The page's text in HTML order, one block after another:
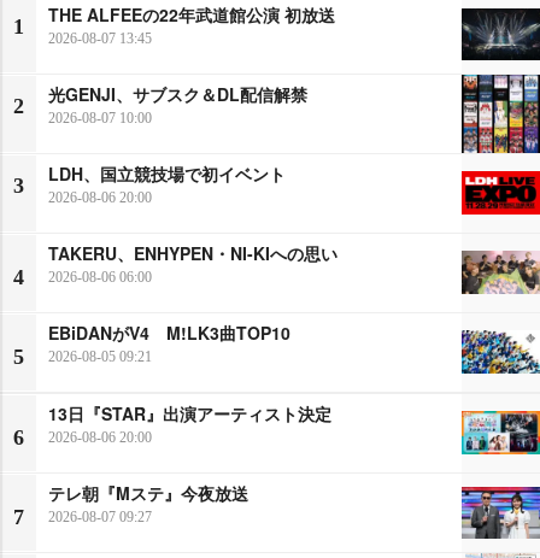
1
THE ALFEEの22年武道館公演 初放送
2026-08-07 13:45
2
光GENJI、サブスク＆DL配信解禁
2026-08-07 10:00
3
LDH、国立競技場で初イベント
2026-08-06 20:00
4
TAKERU、ENHYPEN・NI-KIへの思い
2026-08-06 06:00
5
EBiDANがV4 M!LK3曲TOP10
2026-08-05 09:21
6
13日『STAR』出演アーティスト決定
2026-08-06 20:00
7
テレ朝『Mステ』今夜放送
2026-08-07 09:27